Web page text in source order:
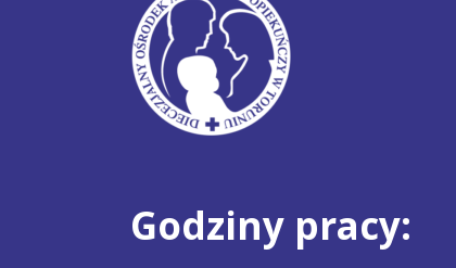
Godziny pracy: